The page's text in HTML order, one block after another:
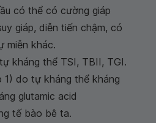
có thể có cường giáp
giáp, diễn tiến chậm, có
miễn khác.
kháng thể TSI, TBII, TGI.
do tự kháng thể kháng
glutamic acid
tế bào bê ta.